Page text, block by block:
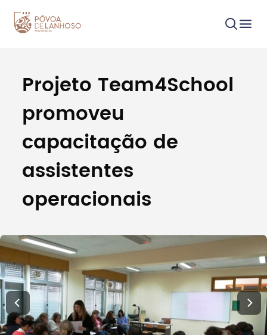
Procurar
Tipo de conteúdo
Filtros
Projeto Team4School
promoveu
capacitação de
assistentes
operacionais